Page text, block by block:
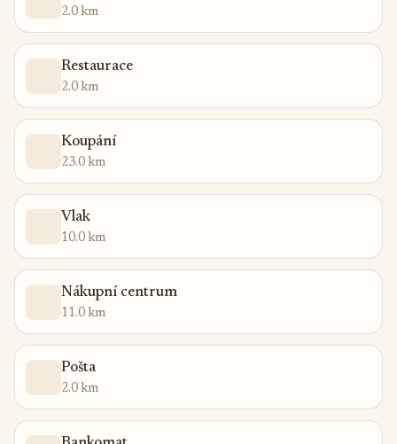
2.0 km
Restaurace
2.0 km
Koupání
23.0 km
Vlak
10.0 km
Nákupní centrum
11.0 km
Pošta
2.0 km